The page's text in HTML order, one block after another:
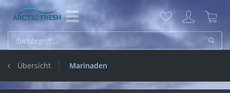
Übersicht Marinaden